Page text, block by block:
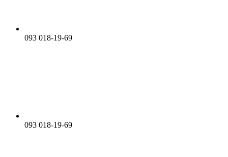
093 018-19-69
093 018-19-69